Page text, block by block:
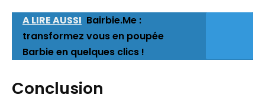
A LIRE AUSSI Bairbie.Me :
transformez vous en poupée
Barbie en quelques clics !
Conclusion